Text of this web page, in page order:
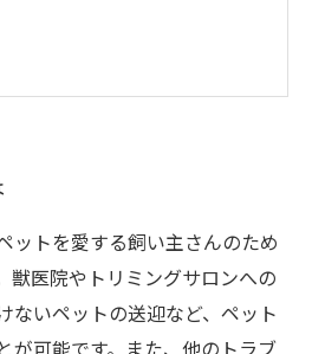
ットを愛する飼い主さんのため
獣医院やトリミングサロンへの
ないペットの送迎など、ペット
が可能です。また、他のトラブ